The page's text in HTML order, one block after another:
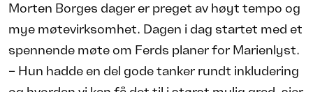
Morten Borges dager er preget av høyt tempo og
mye møtevirksomhet. Dagen i dag startet med et
spennende møte om Ferds planer for Marienlyst.
– Hun hadde en del gode tanker rundt inkludering